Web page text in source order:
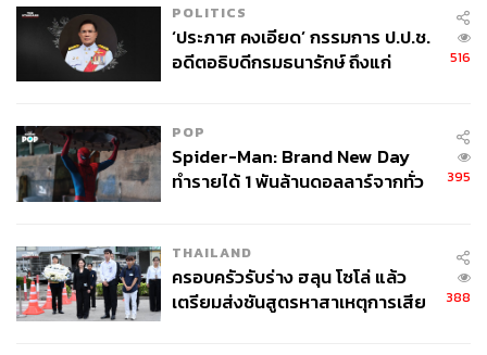
รายการไม่สนุก เราก็จะยิ่งกลับมาคิดว่าเราจะทำอย่างไรให้
รายการออกมาสนุก ให้คนดูมีความสุขและได้ความรู้กลับไป
นั่นคือเป้าหมายของริต้าเลย
POLITICS
‘ประภาศ คงเอียด’ กรรมการ ป.ป.ช.
อดีตอธิบดีกรมธนารักษ์ ถึงแก่
516
POP
Spider-Man: Brand New Day
ทำรายได้ 1 พันล้านดอลลาร์จากทั่ว
395
THAILAND
ครอบครัวรับร่าง ฮลุน โซโล่ แล้ว
เตรียมส่งชันสูตรหาสาเหตุการเสีย
388